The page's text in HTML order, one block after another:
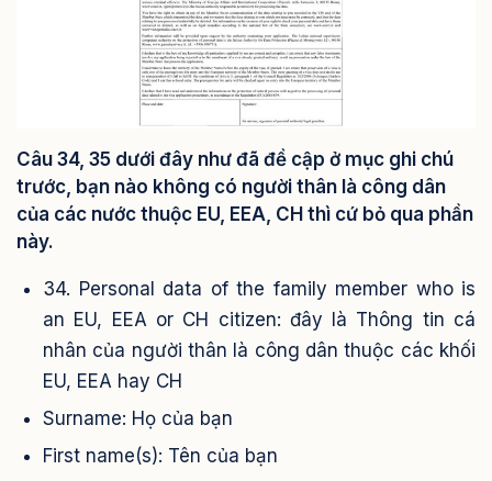
Câu 34, 35 dưới đây như đã đề cập ở mục ghi chú
trước, bạn nào không có người thân là công dân
của các nước thuộc EU, EEA, CH thì cứ bỏ qua phần
này.
34. Personal data of the family member who is
an EU, EEA or CH citizen: đây là Thông tin cá
nhân của người thân là công dân thuộc các khối
EU, EEA hay CH
Surname: Họ của bạn
First name(s): Tên của bạn